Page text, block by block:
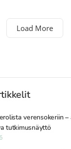
Load More
verensokeriin
tutkimusnäyttö